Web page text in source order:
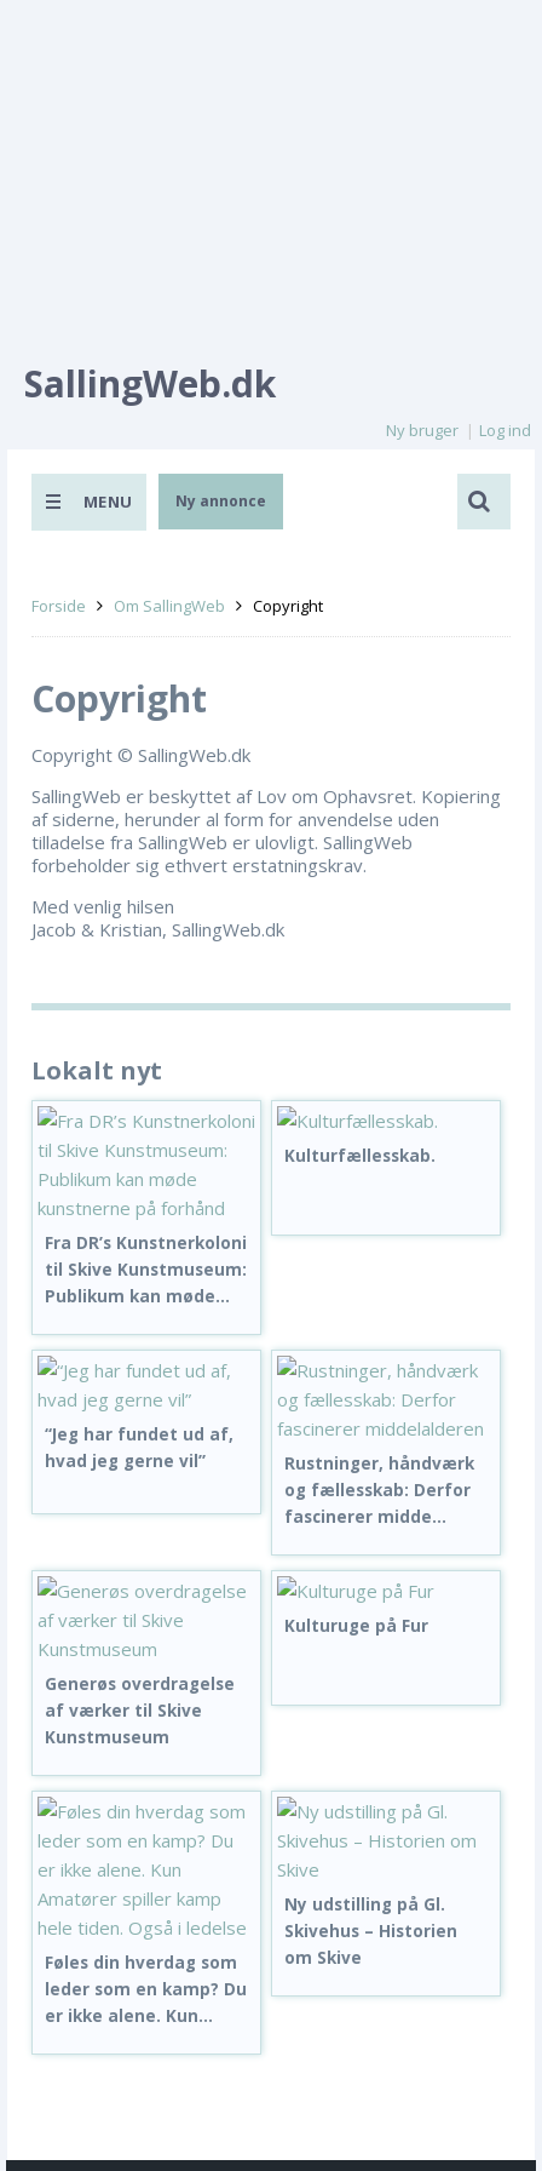
SallingWeb.dk
Ny bruger Log ind
MENU Ny annonce
Forside Om SallingWeb Copyright
Copyright
Copyright © SallingWeb.dk
SallingWeb er beskyttet af Lov om Ophavsret. Kopiering
af siderne, herunder al form for anvendelse uden
tilladelse fra SallingWeb er ulovligt. SallingWeb
forbeholder sig ethvert erstatningskrav.
Med venlig hilsen
Jacob & Kristian, SallingWeb.dk
Lokalt nyt
Fra DR’s Kunstnerkoloni
til Skive Kunstmuseum:
Publikum kan møde...
Kulturfællesskab.
“Jeg har fundet ud af,
hvad jeg gerne vil”
Rustninger, håndværk
og fællesskab: Derfor
fascinerer midde...
Generøs overdragelse
af værker til Skive
Kunstmuseum
Kulturuge på Fur
Føles din hverdag som
leder som en kamp? Du
er ikke alene. Kun...
Ny udstilling på Gl.
Skivehus – Historien
om Skive